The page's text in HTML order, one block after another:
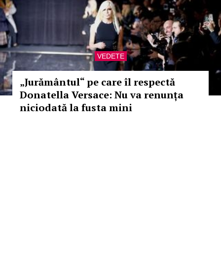
VEDETE
„Jurământul“ pe care îl respectă
Donatella Versace: Nu va renunța
niciodată la fusta mini